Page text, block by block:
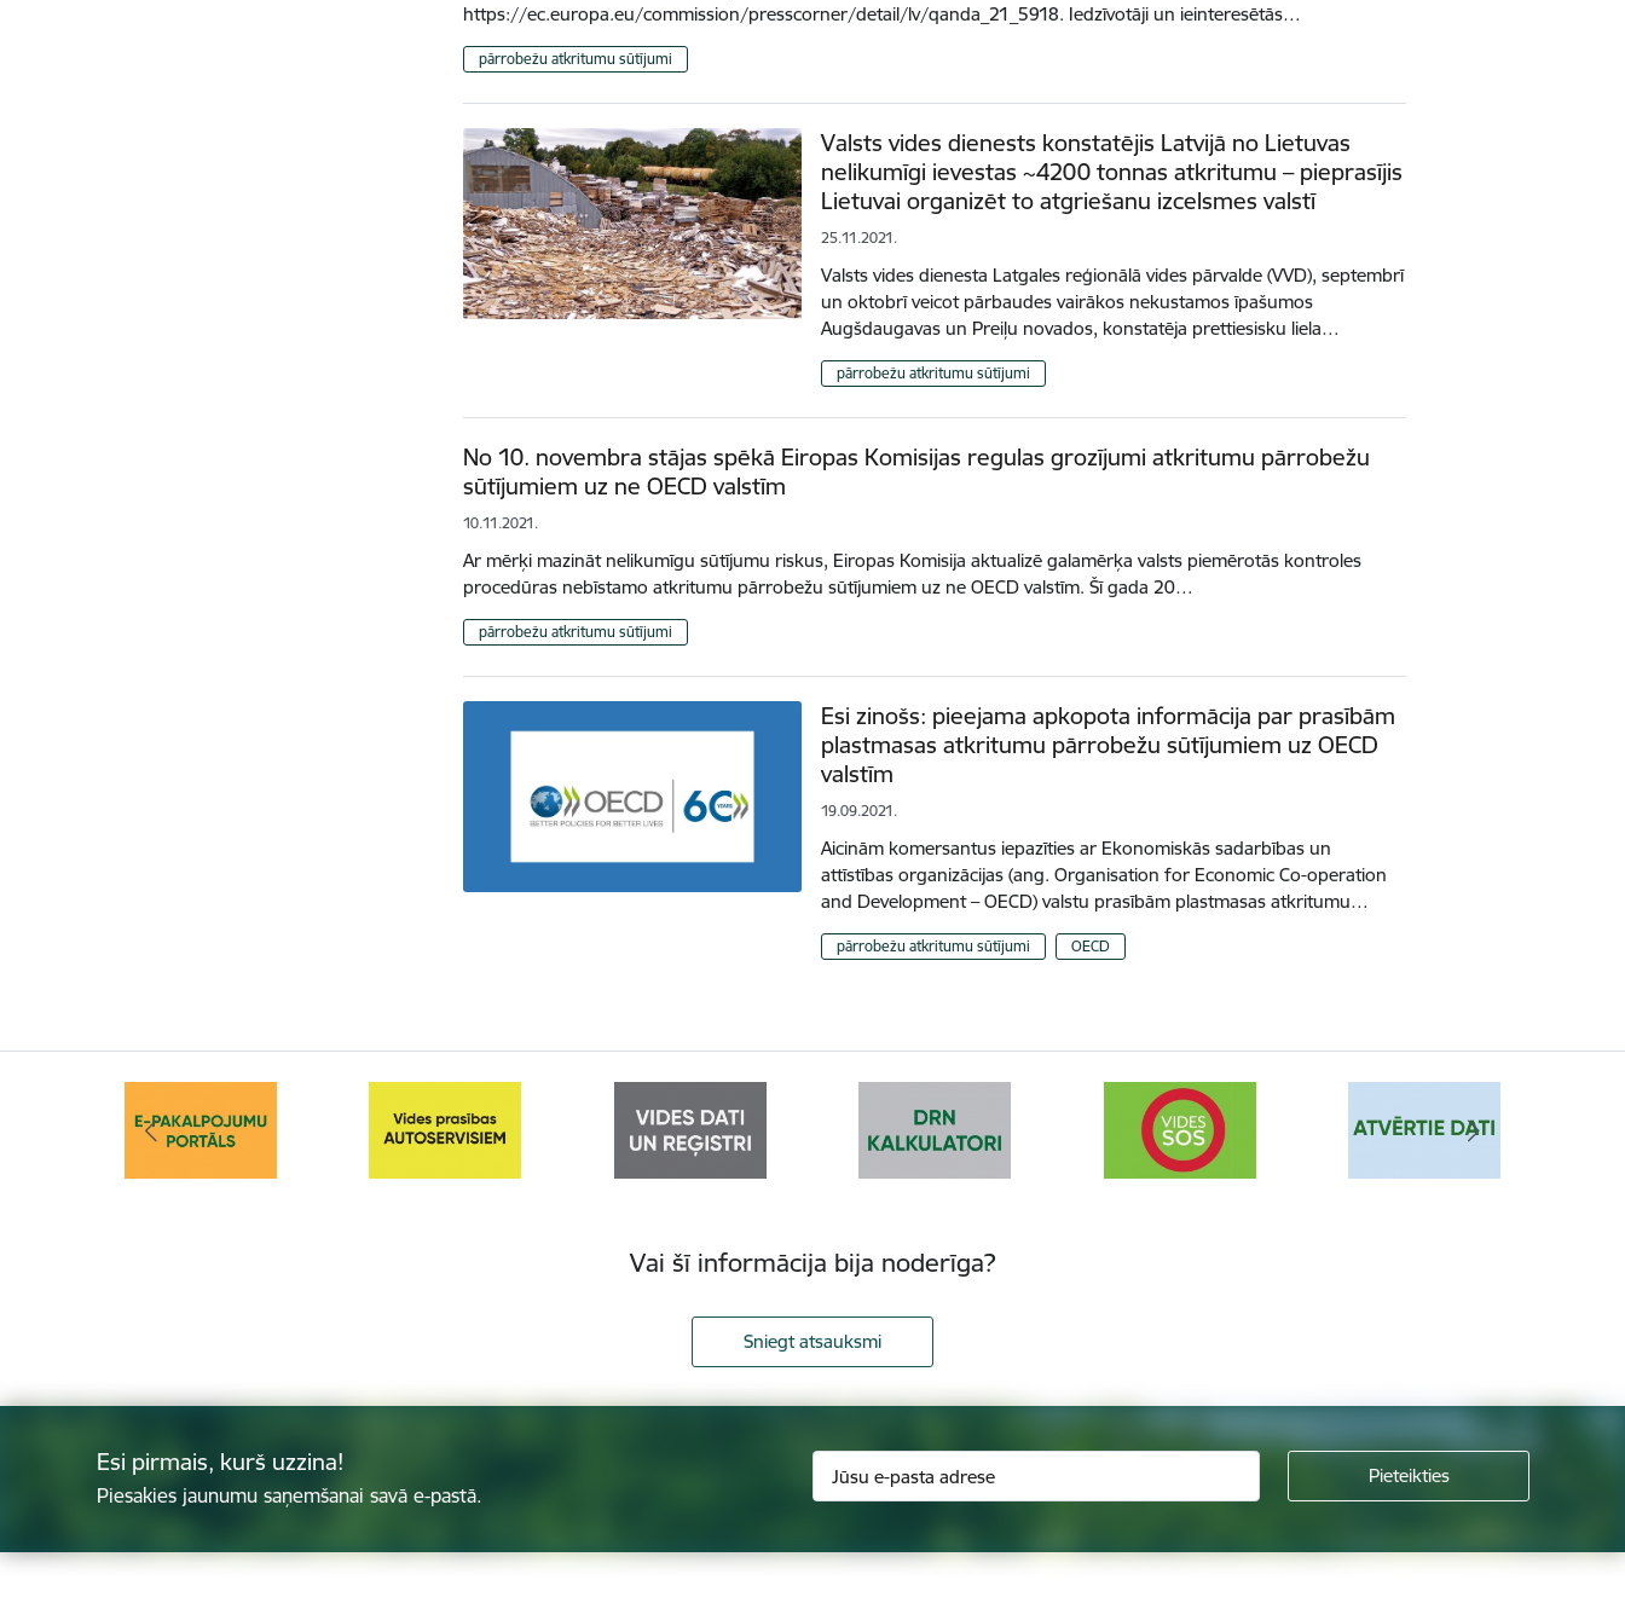
https://ec.europa.eu/commission/presscorner/detail/lv/qanda_21_5918. Iedzīvotāji un ieinteresētās…
pārrobežu atkritumu sūtījumi
Valsts vides dienests konstatējis Latvijā no Lietuvas
nelikumīgi ievestas ~4200 tonnas atkritumu – pieprasījis
Lietuvai organizēt to atgriešanu izcelsmes valstī
25.11.2021.
Valsts vides dienesta Latgales reģionālā vides pārvalde (VVD), septembrī
un oktobrī veicot pārbaudes vairākos nekustamos īpašumos
Augšdaugavas un Preiļu novados, konstatēja prettiesisku liela…
pārrobežu atkritumu sūtījumi
No 10. novembra stājas spēkā Eiropas Komisijas regulas grozījumi atkritumu pārrobežu
sūtījumiem uz ne OECD valstīm
10.11.2021.
Ar mērķi mazināt nelikumīgu sūtījumu riskus, Eiropas Komisija aktualizē galamērķa valsts piemērotās kontroles
procedūras nebīstamo atkritumu pārrobežu sūtījumiem uz ne OECD valstīm. Šī gada 20…
pārrobežu atkritumu sūtījumi
Esi zinošs: pieejama apkopota informācija par prasībām
plastmasas atkritumu pārrobežu sūtījumiem uz OECD
valstīm
19.09.2021.
Aicinām komersantus iepazīties ar Ekonomiskās sadarbības un
attīstības organizācijas (ang. Organisation for Economic Co-operation
and Development – OECD) valstu prasībām plastmasas atkritumu…
pārrobežu atkritumu sūtījumi OECD
Vai šī informācija bija noderīga?
Sniegt atsauksmi
Esi pirmais, kurš uzzina!
Piesakies jaunumu saņemšanai savā e-pastā.